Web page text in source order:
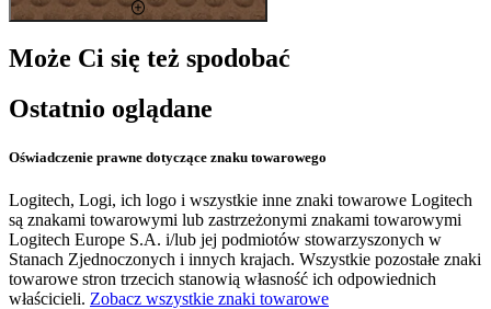
Może Ci się też spodobać
Ostatnio oglądane
Oświadczenie prawne dotyczące znaku towarowego
Logitech, Logi, ich logo i wszystkie inne znaki towarowe Logitech
są znakami towarowymi lub zastrzeżonymi znakami towarowymi
Logitech Europe S.A. i/lub jej podmiotów stowarzyszonych w
Stanach Zjednoczonych i innych krajach. Wszystkie pozostałe znaki
towarowe stron trzecich stanowią własność ich odpowiednich
właścicieli. Zobacz wszystkie znaki towarowe